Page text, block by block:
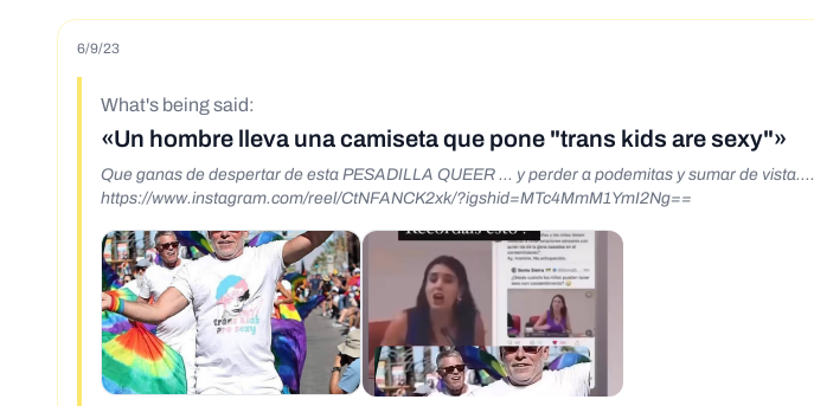
6/9/23
What's being said:
«Un hombre lleva una camiseta que pone "trans kids are sexy"»
Que ganas de despertar de esta PESADILLA QUEER … y perder a podemitas y sumar de vista….
https://www.instagram.com/reel/CtNFANCK2xk/?igshid=MTc4MmM1YmI2Ng==